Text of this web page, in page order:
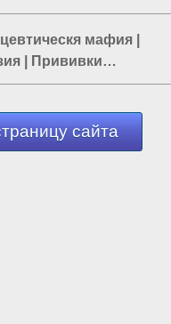
мафия
Прививки
в Москве
сайта